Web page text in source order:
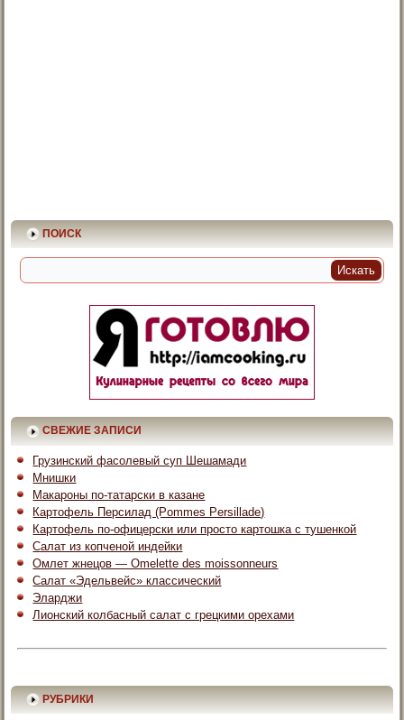
ПОИСК
СВЕЖИЕ ЗАПИСИ
Грузинский фасолевый суп Шешамади
Мнишки
Макароны по-татарски в казане
Картофель Персилад (Pommes Persillade)
Картофель по-офицерски или просто картошка с тушенкой
Салат из копченой индейки
Омлет жнецов — Omelette des moissonneurs
Салат «Эдельвейс» классический
Эларджи
Лионский колбасный салат с грецкими орехами
РУБРИКИ